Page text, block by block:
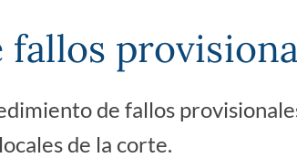
fallos
de fallos
de la corte.